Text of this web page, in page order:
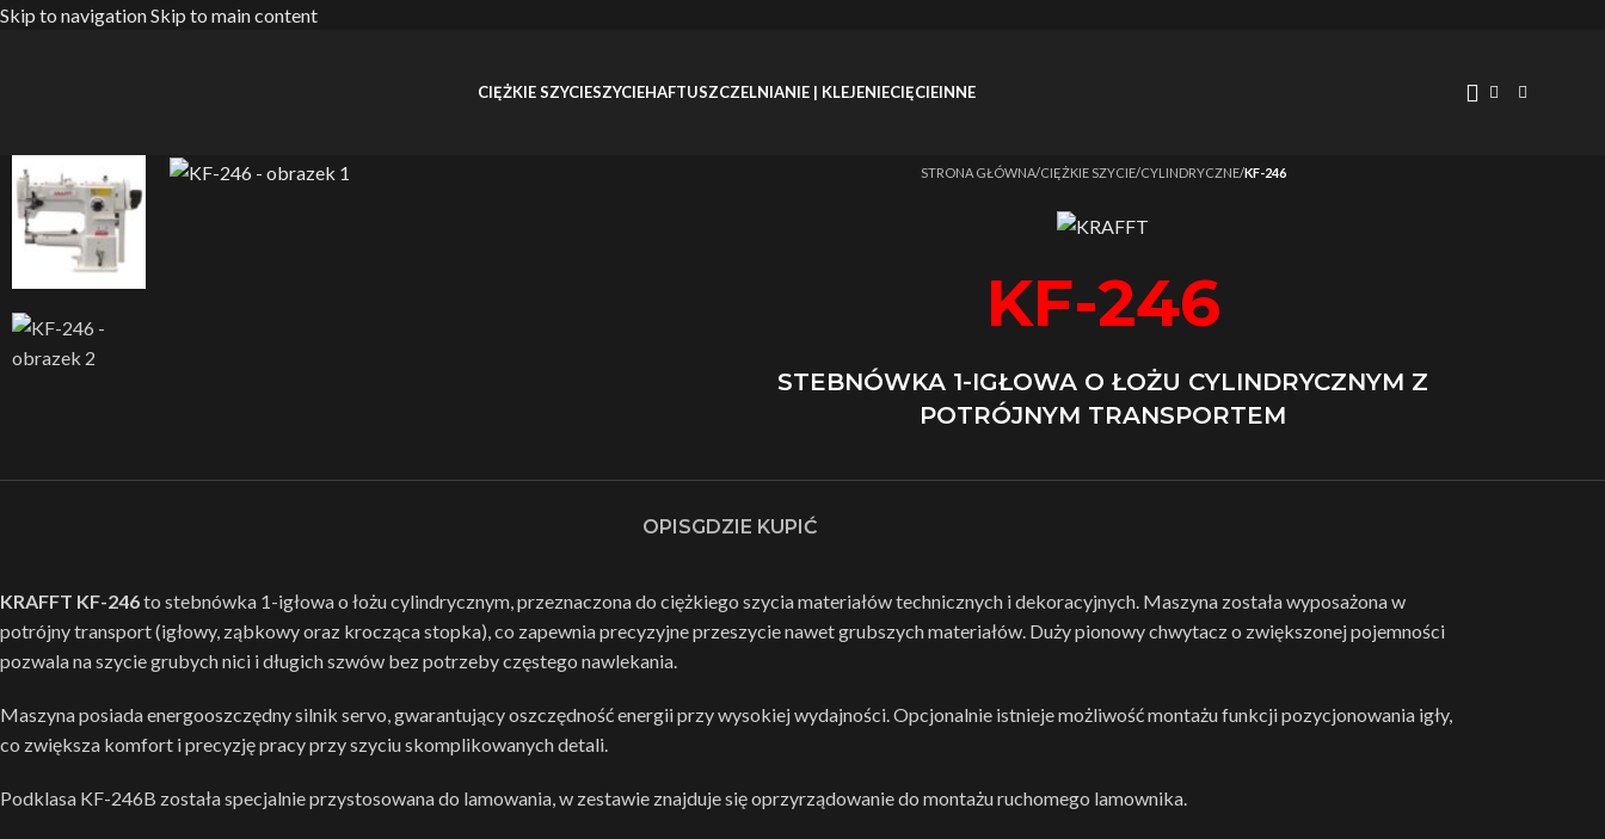
Skip to navigationSkip to main content
CIĘŻKIE SZYCIESZYCIEHAFTUSZCZELNIANIE | KLEJENIECIĘCIEINNE
Strona główna/CIĘŻKIE SZYCIE/CYLINDRYCZNE/KF-246
KF-246
STEBNÓWKA 1-IGŁOWA O ŁOŻU CYLINDRYCZNYM Z
POTRÓJNYM TRANSPORTEM
OPISGDZIE KUPIĆ
KRAFFT KF-246to stebnówka 1-igłowa o łożu cylindrycznym, przeznaczona do ciężkiego szycia materiałów technicznych i dekoracyjnych. Maszyna została wyposażona w
potrójny transport (igłowy, ząbkowy oraz krocząca stopka), co zapewnia precyzyjne przeszycie nawet grubszych materiałów. Duży pionowy chwytacz o zwiększonej pojemności
pozwala na szycie grubych nici i długich szwów bez potrzeby częstego nawlekania.
Maszyna posiada energooszczędny silnik servo, gwarantujący oszczędność energii przy wysokiej wydajności. Opcjonalnie istnieje możliwość montażu funkcji pozycjonowania igły,
co zwiększa komfort i precyzję pracy przy szyciu skomplikowanych detali.
Podklasa KF-246B została specjalnie przystosowana do lamowania, w zestawie znajduje się oprzyrządowanie do montażu ruchomego lamownika.